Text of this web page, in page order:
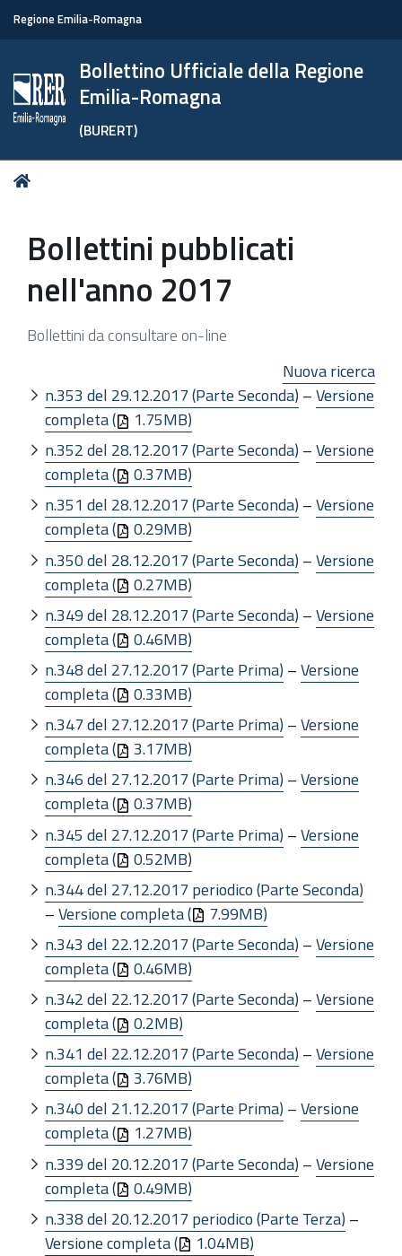
Regione Emilia-Romagna
Bollettino Ufficiale della Regione
Emilia-Romagna
(BURERT)
Tu
Bollettini pubblicati
nell'anno 2017
Bollettini da consultare on-line
Nuova ricerca
n.353 del 29.12.2017 (Parte Seconda) –Versione
completa (
1.75MB)
n.352 del 28.12.2017 (Parte Seconda) –Versione
completa (
0.37MB)
n.351 del 28.12.2017 (Parte Seconda) –Versione
completa (
0.29MB)
n.350 del 28.12.2017 (Parte Seconda) –Versione
completa (
0.27MB)
n.349 del 28.12.2017 (Parte Seconda) –Versione
completa (
0.46MB)
n.348 del 27.12.2017 (Parte Prima) –Versione
completa (
0.33MB)
n.347 del 27.12.2017 (Parte Prima) –Versione
completa (
3.17MB)
n.346 del 27.12.2017 (Parte Prima) –Versione
completa (
0.37MB)
n.345 del 27.12.2017 (Parte Prima) –Versione
completa (
0.52MB)
n.344 del 27.12.2017 periodico (Parte Seconda)
–Versione completa (
7.99MB)
n.343 del 22.12.2017 (Parte Seconda) –Versione
completa (
0.46MB)
n.342 del 22.12.2017 (Parte Seconda) –Versione
completa (
0.2MB)
n.341 del 22.12.2017 (Parte Seconda) –Versione
completa (
3.76MB)
n.340 del 21.12.2017 (Parte Prima) –Versione
completa (
1.27MB)
n.339 del 20.12.2017 (Parte Seconda) –Versione
completa (
0.49MB)
n.338 del 20.12.2017 periodico (Parte Terza) –
Versione completa (
1.04MB)